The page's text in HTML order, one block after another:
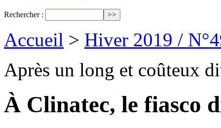
Rechercher :
Accueil > Hiver 2019 /
Après un long et coûteux
À Clinatec, le fiasco